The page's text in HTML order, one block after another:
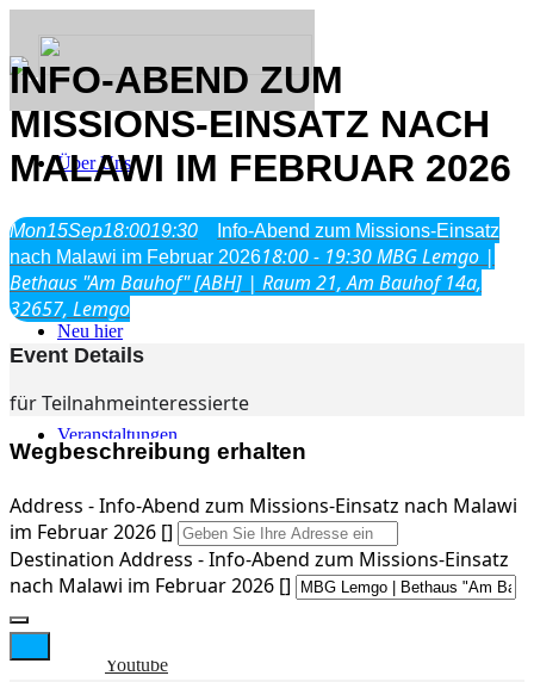
Über Uns
Was wir glauben
Jesus Christus
Geschichte
Neu hier
Veranstaltungen
Gemeinde
Youtube
INFO-ABEND ZUM
MISSIONS-EINSATZ NACH
MALAWI IM FEBRUAR 2026
Mon15Sep18:0019:30
Info-Abend zum Missions-Einsatz
nach Malawi im Februar 202618:00 - 19:30MBG Lemgo |
Bethaus "Am Bauhof" [ABH] | Raum 21, Am Bauhof 14a,
32657, Lemgo
Event Details
für Teilnahmeinteressierte
Wegbeschreibung erhalten
Address - Info-Abend zum Missions-Einsatz nach Malawi
im Februar 2026 []
Destination Address - Info-Abend zum Missions-Einsatz
nach Malawi im Februar 2026 []